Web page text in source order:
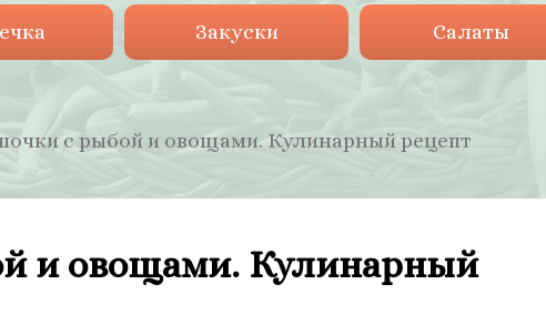
Закуски Салаты
с рыбой и овощами. Кулинарный рецепт
и овощами. Кулинарный